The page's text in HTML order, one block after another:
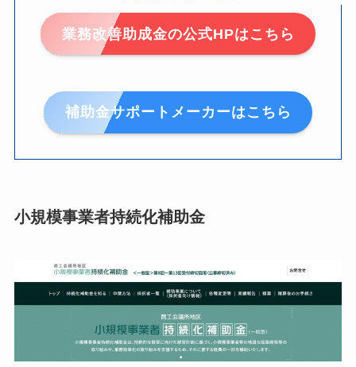
業務改善助成金の公式HPはこちら
補助金サポートメーカーはこちら
小規模事業者持続化補助金